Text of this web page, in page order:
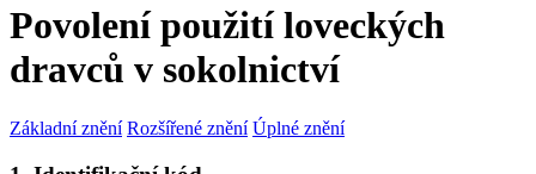
Povolení použití loveckých
dravců v sokolnictví
Základní znění Rozšířené znění Úplné znění